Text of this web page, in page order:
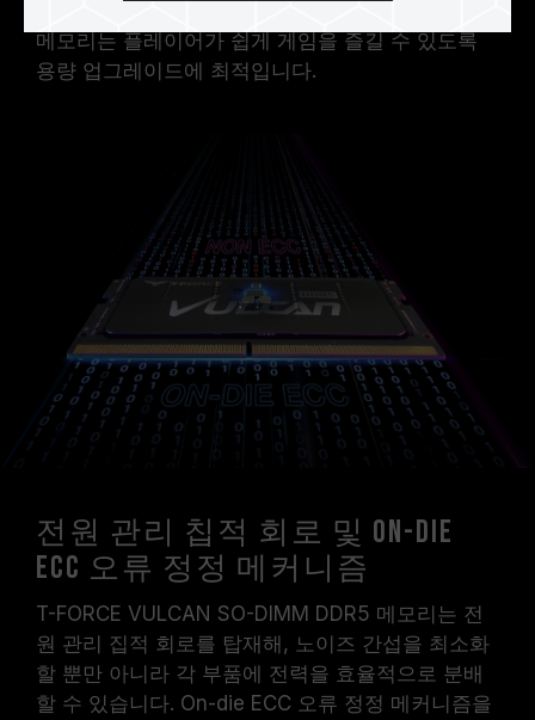
메모리는 플레이어가 쉽게 게임을 즐길 수 있도록
용량 업그레이드에 최적입니다.
전원 관리 칩적 회로 및 On-die
ECC 오류 정정 메커니즘
T-FORCE VULCAN SO-DIMM DDR5 메모리는 전
원 관리 집적 회로를 탑재해, 노이즈 간섭을 최소화
할 뿐만 아니라 각 부품에 전력을 효율적으로 분배
할 수 있습니다. On-die ECC 오류 정정 메커니즘을